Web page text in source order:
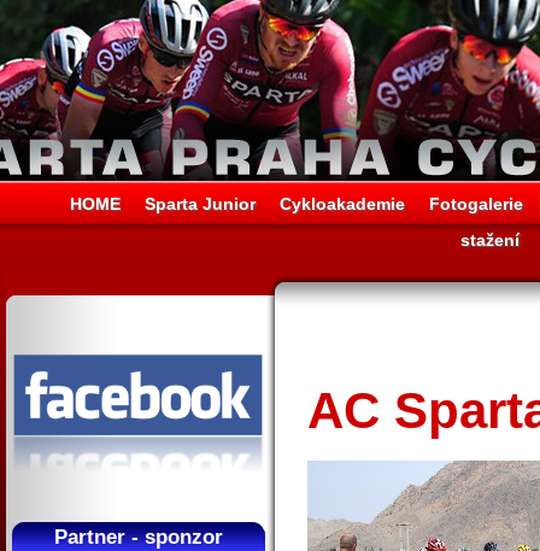
HOME Sparta Junior Cykloakademie
Fotogalerie
stažení
Partner - sponzor
AC